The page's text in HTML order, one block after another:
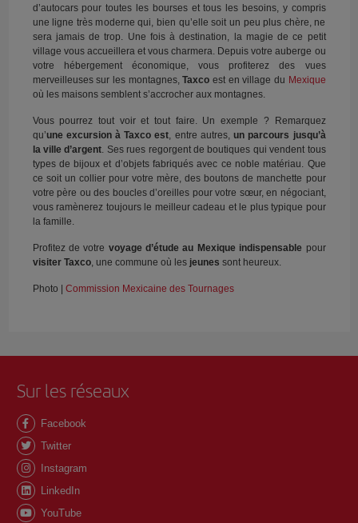
d’autocars pour toutes les bourses et tous les besoins, y compris
une ligne très moderne qui, bien qu’elle soit un peu plus chère, ne
sera jamais de trop. Une fois à destination, la magie de ce petit
village vous accueillera et vous charmera. Depuis votre auberge ou
votre hébergement économique, vous profiterez des vues
merveilleuses sur les montagnes,Taxco est en village du Mexique
où les maisons semblent s’accrocher aux montagnes.
Vous pourrez tout voir et tout faire. Un exemple ? Remarquez
qu’une excursion à Taxco est, entre autres,un parcours jusqu’à
la ville d’argent. Ses rues regorgent de boutiques qui vendent tous
types de bijoux et d’objets fabriqués avec ce noble matériau. Que
ce soit un collier pour votre mère, des boutons de manchette pour
votre père ou des boucles d’oreilles pour votre sœur, en négociant,
vous ramènerez toujours le meilleur cadeau et le plus typique pour
la famille.
Profitez de votre voyage d’étude au Mexique indispensable pour
visiter Taxco, une commune où les jeunes sont heureux.
Photo | Commission Mexicaine des Tournages
Sur les réseaux
Facebook
Twitter
Instagram
LinkedIn
YouTube